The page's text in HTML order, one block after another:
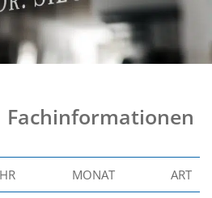
MONAT ART